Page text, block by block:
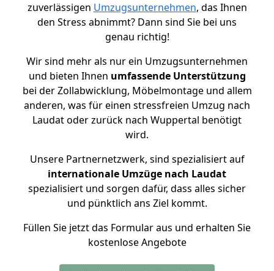
zuverlässigen Umzugsunternehmen, das Ihnen
den Stress abnimmt? Dann sind Sie bei uns
genau richtig!
Wir sind mehr als nur ein Umzugsunternehmen
und bieten Ihnen umfassende Unterstützung
bei der Zollabwicklung, Möbelmontage und allem
anderen, was für einen stressfreien Umzug nach
Laudat oder zurück nach Wuppertal benötigt
wird.
Unsere Partnernetzwerk, sind spezialisiert auf
internationale Umzüge nach Laudat
spezialisiert und sorgen dafür, dass alles sicher
und pünktlich ans Ziel kommt.
Füllen Sie jetzt das Formular aus und erhalten Sie
kostenlose Angebote